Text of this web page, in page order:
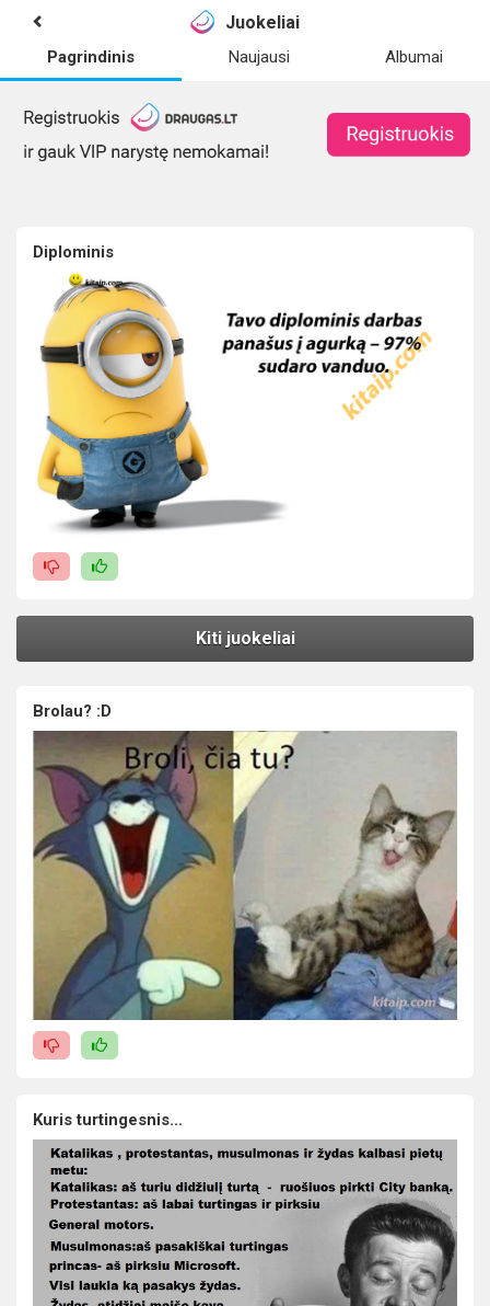
Juokeliai
Pagrindinis Naujausi Albumai
Diplominis
Kiti juokeliai
Brolau? :D
Kuris turtingesnis...